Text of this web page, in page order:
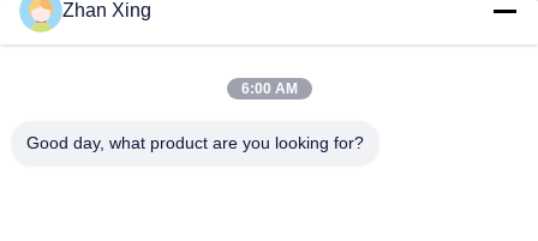
Arbeitszeit
Zhan Xing
6:00 AM
Good day, what product are you looking for?